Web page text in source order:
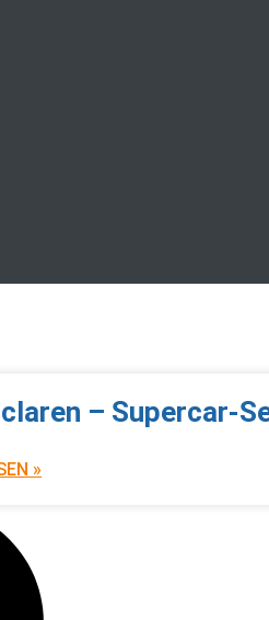
– Supercar-
»